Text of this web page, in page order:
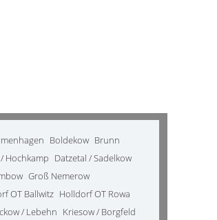
Boldekow Brunn
Hochkamp Datzetal / Sadelkow
Groß Nemerow
OT Ballwitz Holldorf OT Rowa
/ Lebehn Kriesow / Borgfeld